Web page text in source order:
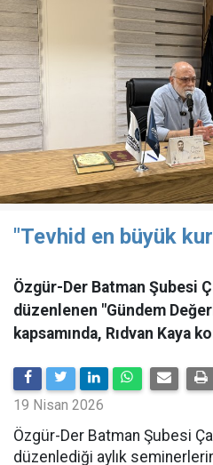
"Tevhid en büyük
Özgür-Der Batman Şubesi
düzenlenen "Gündem
kapsamında, Rıdvan Kaya
19 Nisan 2026
​Özgür-Der Batman Şubesi
düzenlediği aylık